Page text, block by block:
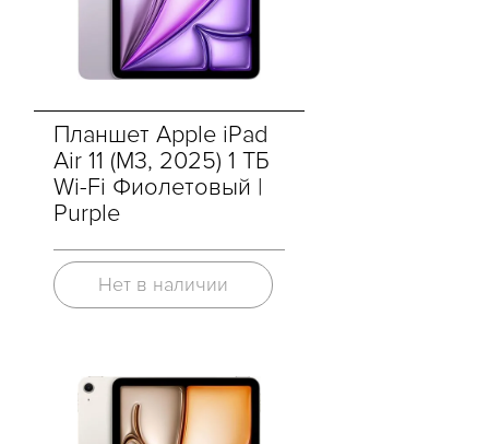
Планшет Apple iPad
Air 11 (M3, 2025) 1 ТБ
Wi-Fi Фиолетовый |
Purple
Нет в наличии